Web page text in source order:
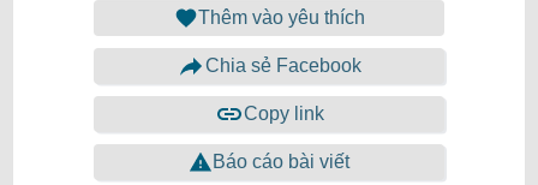
Thêm vào yêu thích
Chia sẻ Facebook
Copy link
Báo cáo bài viết